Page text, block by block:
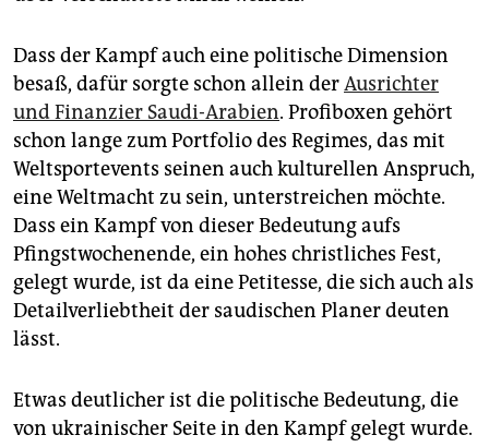
Dass der Kampf auch eine politische Dimension
besaß, dafür sorgte schon allein derAusrichter
und Finanzier Saudi-Arabien. Profiboxen gehört
schon lange zum Portfolio des Re­gimes, das mit
Weltsport­events seinen auch kulturellen Anspruch,
eine Weltmacht zu sein, unterstreichen möchte.
Dass ein Kampf von dieser Bedeutung aufs
Pfingstwochenende, ein hohes christliches Fest,
gelegt wurde, ist da eine Petitesse, die sich auch als
Detailverliebtheit der saudischen Planer deuten
lässt.
Etwas deutlicher ist die politische Bedeutung, die
von ukrainischer Seite in den Kampf gelegt wurde.